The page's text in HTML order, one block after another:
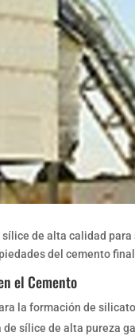
sílice de alta calidad
del cemento
el Cemento
la formación de
de sílice de alta pureza